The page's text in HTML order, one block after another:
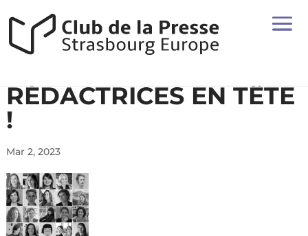
RÉDACTRICES EN TÊTE
!
Mar 2, 2023